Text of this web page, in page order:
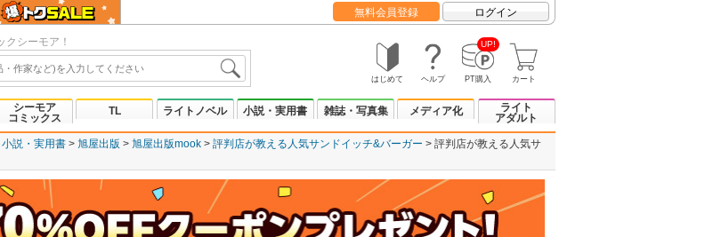
無料会員登録 ログイン
シーモア！
はじめて ヘルプ
UP!
PT購入 カート
シーモア
コミックス
TL ライトノベル 小説・実用書 雑誌・写真集 メディア化
ライト
アダルト
小説・実用書 旭屋出版 旭屋出版mook 評判店が教える人気サンドイッチ&バーガー
評判店が教える人気サ